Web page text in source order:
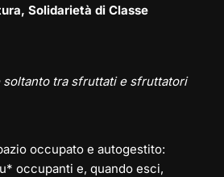
Solidarietà di Classe
soltanto tra sfruttati e sfruttatori
occupato e autogestito:
occupanti e, quando esci,